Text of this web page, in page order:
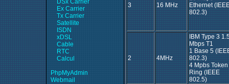
DSx Carrier
Ex Carrier
Tx Carrier
Satellite
ISDN
xDSL
Cable
RTC
Calcul
PhpMyAdmin
Webmail
3 16 MHz
Ethernet
802.3)
2 4MHz
IBM Type 3
Mbps T1
1 Base 5
802.3)
4 Mpbs Token
Ring (IEEE
802.5)